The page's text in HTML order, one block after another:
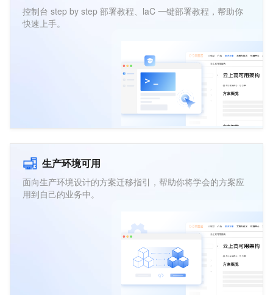
控制台 step by step 部署教程、laC 一键部署教程，帮助你
快速上手。
生产环境可用
面向生产环境设计的方案迁移指引，帮助你将学会的方案应
用到自己的业务中。